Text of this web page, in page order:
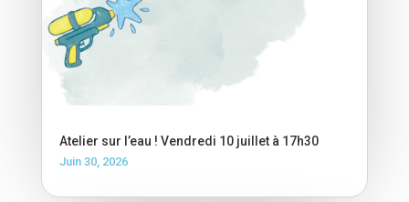
Atelier sur l’eau ! Vendredi 10 juillet à 17h30
Juin 30, 2026